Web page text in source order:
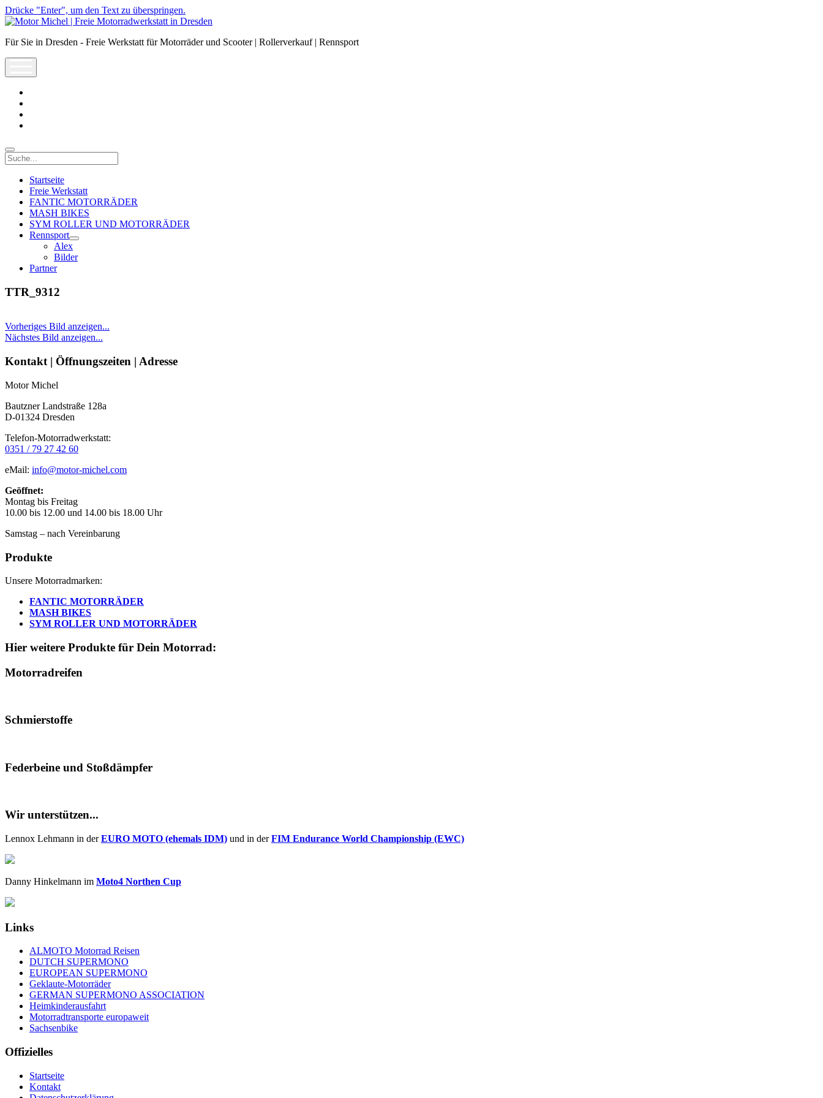
Drücke "Enter", um den Text zu überspringen.
Motor
|
in
Für Sie in Dresden - Freie Werkstatt für Motorräder und Scooter | Rollerverkauf | Rennsport
Suche
Startseite
Freie Werkstatt
FANTIC MOTORRÄDER
MASH BIKES
SYM ROLLER UND MOTORRÄDER
Rennsport
open
menu
Alex
Bilder
Partner
TTR_9312
Vorheriges Bild anzeigen...
Nächstes Bild anzeigen...
Seitenleiste
Kontakt | Öffnungszeiten | Adresse
Motor Michel
Bautzner Landstraße 128a
D-01324 Dresden
Telefon-Motorradwerkstatt:
0351 / 79 27 42 60
eMail: info@motor-michel.com
Geöffnet:
Montag bis Freitag
10.00 bis 12.00 und 14.00 bis 18.00 Uhr
Samstag – nach Vereinbarung
Produkte
Unsere Motorradmarken:
FANTIC MOTORRÄDER
MASH BIKES
SYM ROLLER UND MOTORRÄDER
Hier weitere Produkte für Dein Motorrad:
Motorradreifen
Schmierstoffe
Federbeine und Stoßdämpfer
Wir unterstützen...
Lennox Lehmann in derEURO MOTO (ehemals IDM) und in derFIM Endurance World Championship (EWC)
Danny Hinkelmann im Moto4 Northen Cup
Links
ALMOTO Motorrad Reisen
DUTCH SUPERMONO
EUROPEAN SUPERMONO
Geklaute-Motorräder
GERMAN SUPERMONO ASSOCIATION
Heimkinderausfahrt
Motorradtransporte europaweit
Sachsenbike
Offizielles
Startseite
Kontakt